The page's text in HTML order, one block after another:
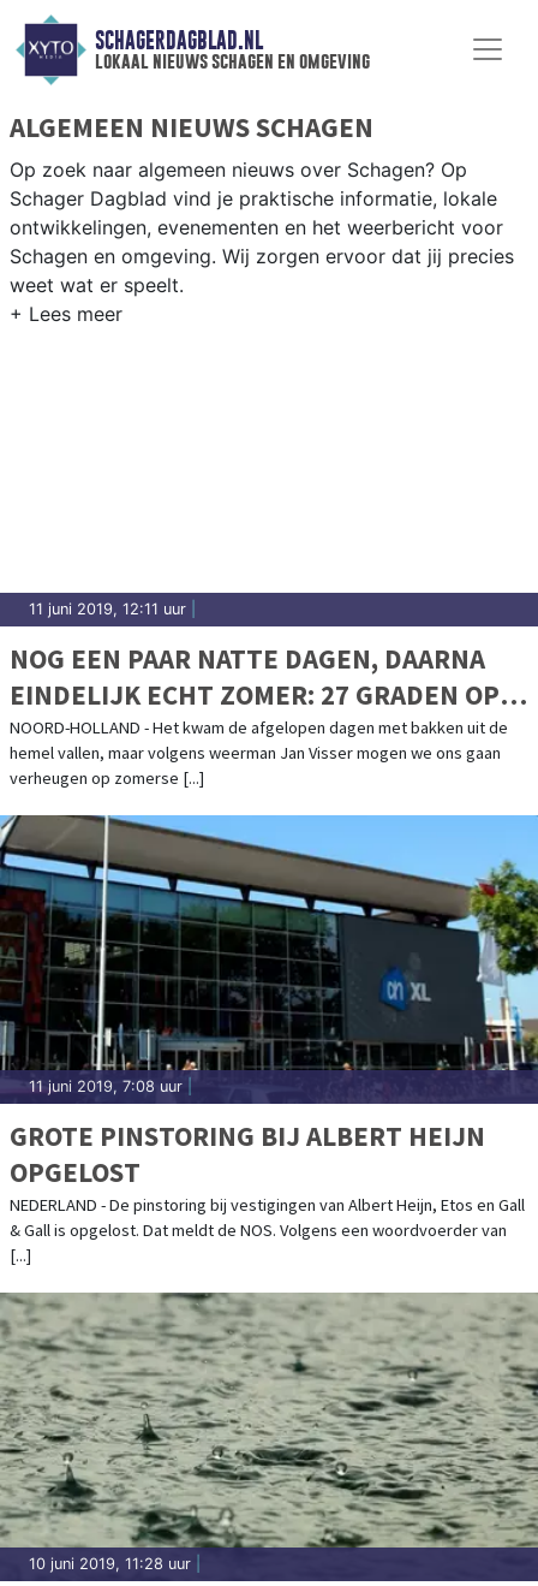
SCHAGERDAGBLAD.NL
lokaal nieuws schagen en omgeving
ALGEMEEN NIEUWS SCHAGEN
Op zoek naar algemeen nieuws over Schagen? Op
Schager Dagblad vind je praktische informatie, lokale
ontwikkelingen, evenementen en het weerbericht voor
Schagen en omgeving. Wij zorgen ervoor dat jij precies
weet wat er speelt.
11 juni 2019, 12:11 uur
NOG EEN PAAR NATTE DAGEN, DAARNA
EINDELIJK ECHT ZOMER: 27 GRADEN OP
KOMST
NOORD-HOLLAND - Het kwam de afgelopen dagen met bakken uit de
hemel vallen, maar volgens weerman Jan Visser mogen we ons gaan
verheugen op zomerse [...]
11 juni 2019, 7:08 uur
GROTE PINSTORING BIJ ALBERT HEIJN
OPGELOST
NEDERLAND - De pinstoring bij vestigingen van Albert Heijn, Etos en Gall
& Gall is opgelost. Dat meldt de NOS. Volgens een woordvoerder van
[...]
10 juni 2019, 11:28 uur